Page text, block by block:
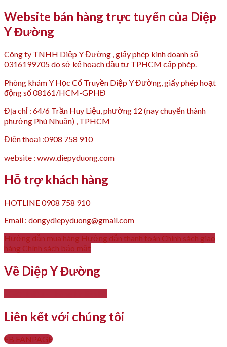
Website bán hàng trực tuyến của Diệp
Y Đường
Công ty TNHH Diệp Y Đường , giấy phép kinh doanh số
0316199705 do sở kế hoạch đầu tư TPHCM cấp phép.
Phòng khám Y Học Cổ Truyền Diệp Y Đường, giấy phép hoạt
động số 08161/HCM-GPHĐ
Địa chỉ : 64/6 Trần Huy Liệu, phường 12 (nay chuyển thành
phường Phú Nhuận) , TPHCM
Điện thoại :0908 758 910
website : www.diepyduong.com
Hỗ trợ khách hàng
HOTLINE 0908 758 910
Email : dongydiepyduong@gmail.com
Hướng dẫn mua hàng Hướng dẫn thanh toán Chính sách giao
hàng Chính sách bảo mật
Về Diệp Y Đường
Liên kết với chúng tôi
FB FANPAGE